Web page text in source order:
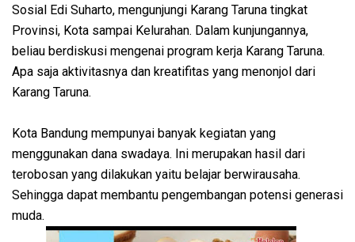
Sosial Edi Suharto, mengunjungi Karang Taruna tingkat
Provinsi, Kota sampai Kelurahan. Dalam kunjungannya,
beliau berdiskusi mengenai program kerja Karang Taruna.
Apa saja aktivitasnya dan kreatifitas yang menonjol dari
Karang Taruna.
Kota Bandung mempunyai banyak kegiatan yang
menggunakan dana swadaya. Ini merupakan hasil dari
terobosan yang dilakukan yaitu belajar berwirausaha.
Sehingga dapat membantu pengembangan potensi generasi
muda.